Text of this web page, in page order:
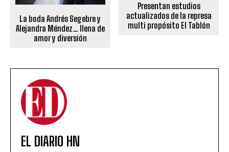
La boda Andrés Segebre y
Alejandra Méndez… llena de
amor y diversión
Presentan estudios
actualizados de la represa
multi propósito El Tablón
EL DIARIO HN